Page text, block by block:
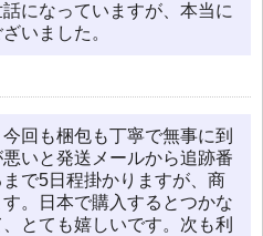
になっていますが、本当に
いました。
回も梱包も丁寧で無事に到
いと発送メールから追跡番
で5日程掛かりますが、商
。日本で購入するとつかな
とても嬉しいです。次も利